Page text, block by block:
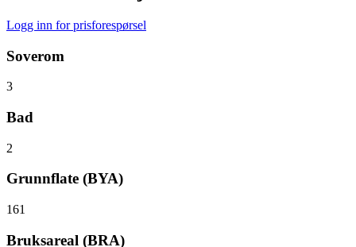
Logg inn for prisforespørsel
Soverom
3
Bad
2
Grunnflate (BYA)
161
Bruksareal (BRA)